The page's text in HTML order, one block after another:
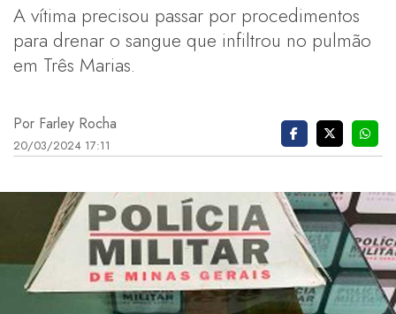
A vítima precisou passar por procedimentos
para drenar o sangue que infiltrou no pulmão
em Três Marias.
Por Farley Rocha
20/03/2024 17:11